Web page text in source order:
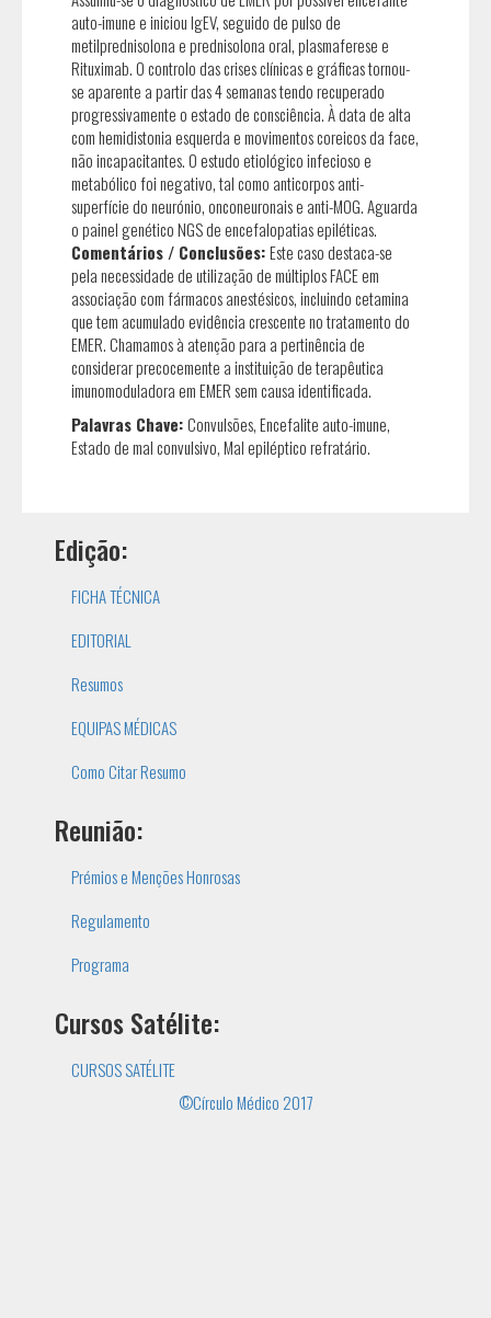
auto-imune e iniciou IgEV, seguido de pulso de
metilprednisolona e prednisolona oral, plasmaferese e
Rituximab. O controlo das crises clínicas e gráficas tornou-
se aparente a partir das 4 semanas tendo recuperado
progressivamente o estado de consciência. À data de alta
com hemidistonia esquerda e movimentos coreicos da face,
não incapacitantes. O estudo etiológico infecioso e
metabólico foi negativo, tal como anticorpos anti-
superfície do neurónio, onconeuronais e anti-MOG. Aguarda
o painel genético NGS de encefalopatias epiléticas.
Comentários / Conclusões:Este caso destaca-se
pela necessidade de utilização de múltiplos FACE em
associação com fármacos anestésicos, incluindo cetamina
que tem acumulado evidência crescente no tratamento do
EMER. Chamamos à atenção para a pertinência de
considerar precocemente a instituição de terapêutica
imunomoduladora em EMER sem causa identificada.
Palavras Chave:Convulsões, Encefalite auto-imune,
Estado de mal convulsivo, Mal epiléptico refratário.
Edição:
FICHA TÉCNICA
EDITORIAL
Resumos
EQUIPAS MÉDICAS
Como Citar Resumo
Reunião:
Prémios e Menções Honrosas
Regulamento
Programa
Cursos Satélite:
CURSOS SATÉLITE
©Círculo Médico 2017